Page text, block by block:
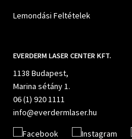
Lemondási Feltételek
EVERDERM LASER CENTER KFT.
1138 Budapest,
Marina sétány 1.
06 (1) 920 1111
info@everdermlaser.hu